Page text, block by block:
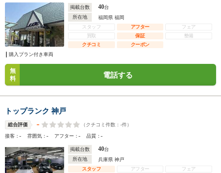
掲載台数 40台
所在地
福岡県 福岡
スタッフ
アフター
フェア
買取
保証
整備
クチコミ
クーポン
購入プラン付き車両
無
料
電話する
トップランク 神戸
総合評価 - （クチコミ件数： -件）
接客：- 雰囲気：- アフター：- 品質：-
掲載台数 40台
所在地
兵庫県 神戸
スタッフ
アフター
フェア